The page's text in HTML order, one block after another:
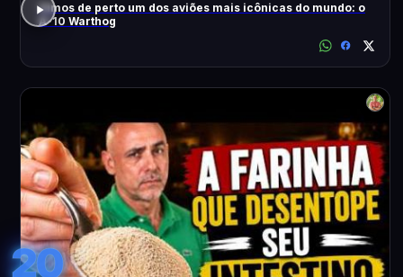
Vimos de perto um dos aviões mais icônicas do mundo: o
A-10 Warthog
20